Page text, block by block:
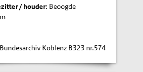
/ houder: Beoogde
Koblenz B323 nr.574